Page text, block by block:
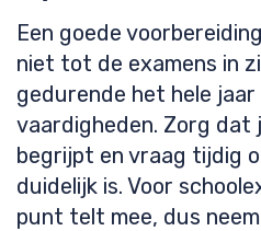
Een goede
niet tot de examens in
gedurende het hele jaar
vaardigheden. Zorg
begrijpt en vraag tijdig
duidelijk is. Voor
punt telt mee, dus